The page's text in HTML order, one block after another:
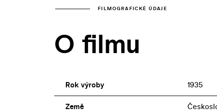
FILMOGRAFICKÉ ÚDAJE
O filmu
Rok výroby 1935
Země